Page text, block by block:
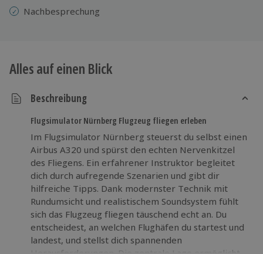
Nachbesprechung
Alles auf einen Blick
Beschreibung
Flugsimulator Nürnberg Flugzeug fliegen erleben
Im Flugsimulator Nürnberg steuerst du selbst einen
Airbus A320 und spürst den echten Nervenkitzel
des Fliegens. Ein erfahrener Instruktor begleitet
dich durch aufregende Szenarien und gibt dir
hilfreiche Tipps. Dank modernster Technik mit
Rundumsicht und realistischem Soundsystem fühlt
sich das Flugzeug fliegen täuschend echt an. Du
entscheidest, an welchen Flughäfen du startest und
landest, und stellst dich spannenden